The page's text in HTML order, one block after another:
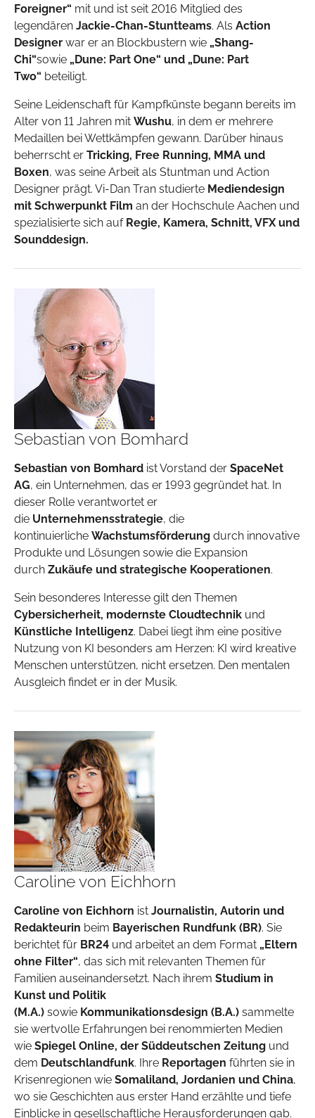
Foreigner“ mit und ist seit 2016 Mitglied des
legendären Jackie-Chan-Stuntteams. Als Action
Designer war er an Blockbustern wie „Shang-
Chi“sowie „Dune: Part One“ und „Dune: Part
Two“ beteiligt.
Seine Leidenschaft für Kampfkünste begann bereits im
Alter von 11 Jahren mit Wushu, in dem er mehrere
Medaillen bei Wettkämpfen gewann. Darüber hinaus
beherrscht er Tricking, Free Running, MMA und
Boxen, was seine Arbeit als Stuntman und Action
Designer prägt. Vi-Dan Tran studierte Mediendesign
mit Schwerpunkt Film an der Hochschule Aachen und
spezialisierte sich auf Regie, Kamera, Schnitt, VFX und
Sounddesign.
Sebastian von Bomhard
Sebastian von Bomhard ist Vorstand der SpaceNet
AG, ein Unternehmen, das er 1993 gegründet hat. In
dieser Rolle verantwortet er
die Unternehmensstrategie, die
kontinuierliche Wachstumsförderung durch innovative
Produkte und Lösungen sowie die Expansion
durch Zukäufe und strategische Kooperationen.
Sein besonderes Interesse gilt den Themen
Cybersicherheit, modernste Cloudtechnik und
Künstliche Intelligenz. Dabei liegt ihm eine positive
Nutzung von KI besonders am Herzen: KI wird kreative
Menschen unterstützen, nicht ersetzen. Den mentalen
Ausgleich findet er in der Musik.
Caroline von Eichhorn
Caroline von Eichhorn ist Journalistin, Autorin und
Redakteurin beim Bayerischen Rundfunk (BR). Sie
berichtet für BR24 und arbeitet an dem Format „Eltern
ohne Filter“, das sich mit relevanten Themen für
Familien auseinandersetzt. Nach ihrem Studium in
Kunst und Politik
(M.A.) sowie Kommunikationsdesign (B.A.) sammelte
sie wertvolle Erfahrungen bei renommierten Medien
wie Spiegel Online, der Süddeutschen Zeitung und
dem Deutschlandfunk. Ihre Reportagen führten sie in
Krisenregionen wie Somaliland, Jordanien und China,
wo sie Geschichten aus erster Hand erzählte und tiefe
Einblicke in gesellschaftliche Herausforderungen gab.